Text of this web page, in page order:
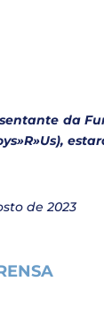
da
de 2023